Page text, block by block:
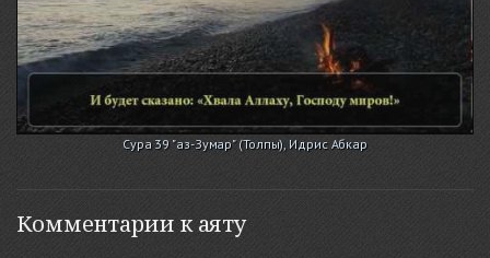
Сура 39 "аз-Зумар" (Толпы), Идрис Абкар
Комментарии к аяту